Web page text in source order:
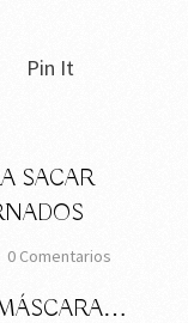
Pin It
SACAR
0 Comentarios